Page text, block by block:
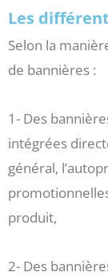
Les
Selon la
de bannières :
1- Des
intégrées
général,
produit,
2- Des